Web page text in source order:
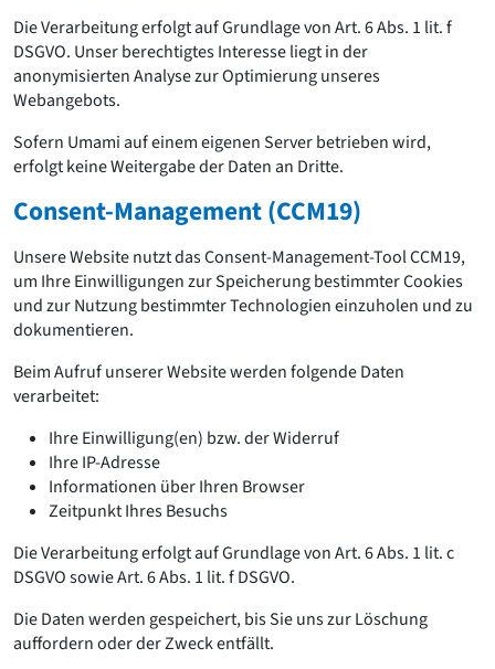
Die Verarbeitung erfolgt auf Grundlage von Art. 6 Abs. 1 lit. f
DSGVO. Unser berechtigtes Interesse liegt in der
anonymisierten Analyse zur Optimierung unseres
Webangebots.
Sofern Umami auf einem eigenen Server betrieben wird,
erfolgt keine Weitergabe der Daten an Dritte.
Consent-Management (CCM19)
Unsere Website nutzt das Consent-Management-Tool CCM19,
um Ihre Einwilligungen zur Speicherung bestimmter Cookies
und zur Nutzung bestimmter Technologien einzuholen und zu
dokumentieren.
Beim Aufruf unserer Website werden folgende Daten
verarbeitet:
Ihre Einwilligung(en) bzw. der Widerruf
Ihre IP-Adresse
Informationen über Ihren Browser
Zeitpunkt Ihres Besuchs
Die Verarbeitung erfolgt auf Grundlage von Art. 6 Abs. 1 lit. c
DSGVO sowie Art. 6 Abs. 1 lit. f DSGVO.
Die Daten werden gespeichert, bis Sie uns zur Löschung
auffordern oder der Zweck entfällt.